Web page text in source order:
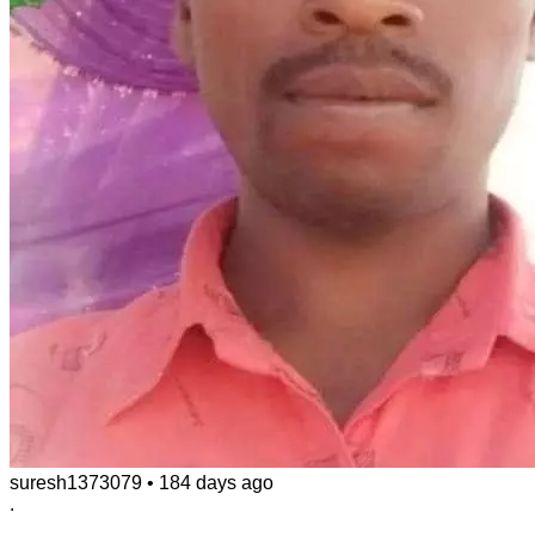
suresh1373079 • 184 days ago
.